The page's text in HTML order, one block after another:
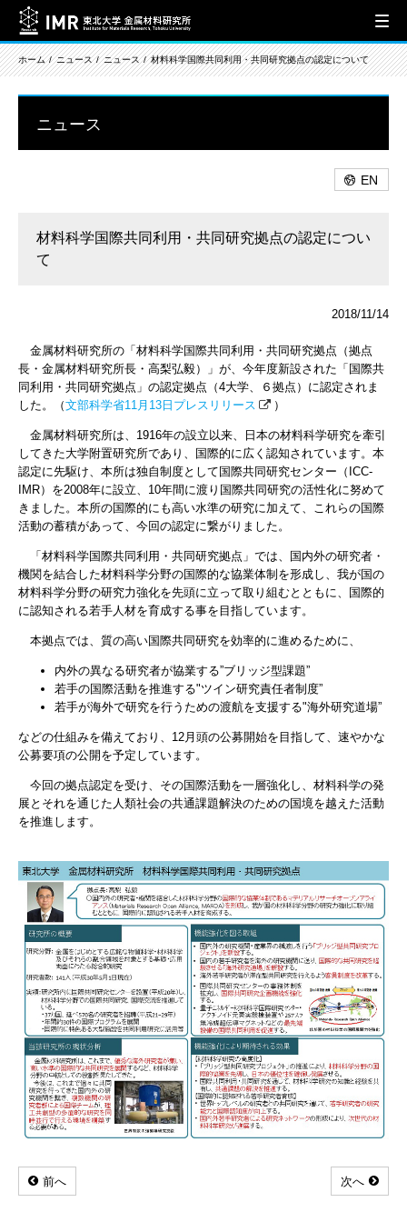
ホーム ニュース ニュース 材料科学国際共同利用・共同研究拠点の認定について
ニュース
EN
材料科学国際共同利用・共同研究拠点の認定につい
て
2018/11/14
金属材料研究所の「材料科学国際共同利用・共同研究拠点（拠点
長・金属材料研究所長・高梨弘毅）」が、今年度新設された「国際共
同利用・共同研究拠点」の認定拠点（4大学、６拠点）に認定されま
した。（文部科学省11月13日プレスリリース ）
金属材料研究所は、1916年の設立以来、日本の材料科学研究を牽引
してきた大学附置研究所であり、国際的に広く認知されています。本
認定に先駆け、本所は独自制度として国際共同研究センター（ICC-
IMR）を2008年に設立、10年間に渡り国際共同研究の活性化に努めて
きました。本所の国際的にも高い水準の研究に加えて、これらの国際
活動の蓄積があって、今回の認定に繋がりました。
「材料科学国際共同利用・共同研究拠点」では、国内外の研究者・
機関を結合した材料科学分野の国際的な協業体制を形成し、我が国の
材料科学分野の研究力強化を先頭に立って取り組むとともに、国際的
に認知される若手人材を育成する事を目指しています。
本拠点では、質の高い国際共同研究を効率的に進めるために、
内外の異なる研究者が協業する”ブリッジ型課題”
若手の国際活動を推進する"ツイン研究責任者制度”
若手が海外で研究を行うための渡航を支援する"海外研究道場”
などの仕組みを備えており、12月頭の公募開始を目指して、速やかな
公募要項の公開を予定しています。
今回の拠点認定を受け、その国際活動を一層強化し、材料科学の発
展とそれを通じた人類社会の共通課題解決のための国境を越えた活動
を推進します。
前へ 次へ